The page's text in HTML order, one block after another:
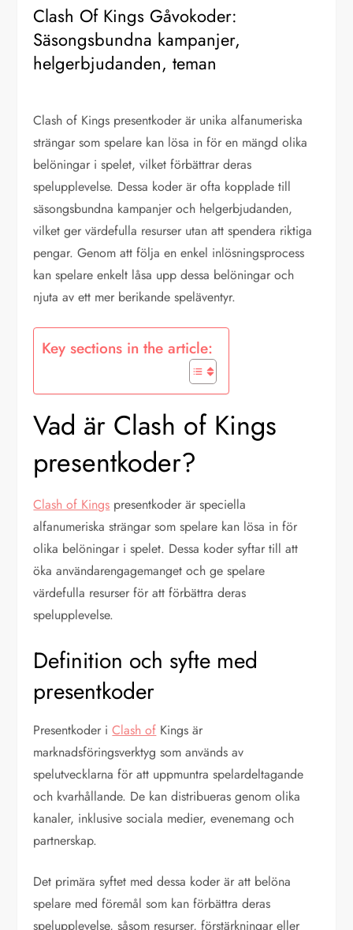
Clash Of Kings Gåvokoder:
Säsongsbundna kampanjer,
helgerbjudanden, teman
Clash of Kings presentkoder är unika alfanumeriska
strängar som spelare kan lösa in för en mängd olika
belöningar i spelet, vilket förbättrar deras
spelupplevelse. Dessa koder är ofta kopplade till
säsongsbundna kampanjer och helgerbjudanden,
vilket ger värdefulla resurser utan att spendera riktiga
pengar. Genom att följa en enkel inlösningsprocess
kan spelare enkelt låsa upp dessa belöningar och
njuta av ett mer berikande speläventyr.
Key sections in the article:
Vad är Clash of Kings
presentkoder?
Clash of Kings presentkoder är speciella
alfanumeriska strängar som spelare kan lösa in för
olika belöningar i spelet. Dessa koder syftar till att
öka användarengagemanget och ge spelare
värdefulla resurser för att förbättra deras
spelupplevelse.
Definition och syfte med
presentkoder
Presentkoder iClash of Kings är
marknadsföringsverktyg som används av
spelutvecklarna för att uppmuntra spelardeltagande
och kvarhållande. De kan distribueras genom olika
kanaler, inklusive sociala medier, evenemang och
partnerskap.
Det primära syftet med dessa koder är att belöna
spelare med föremål som kan förbättra deras
spelupplevelse, såsom resurser, förstärkningar eller